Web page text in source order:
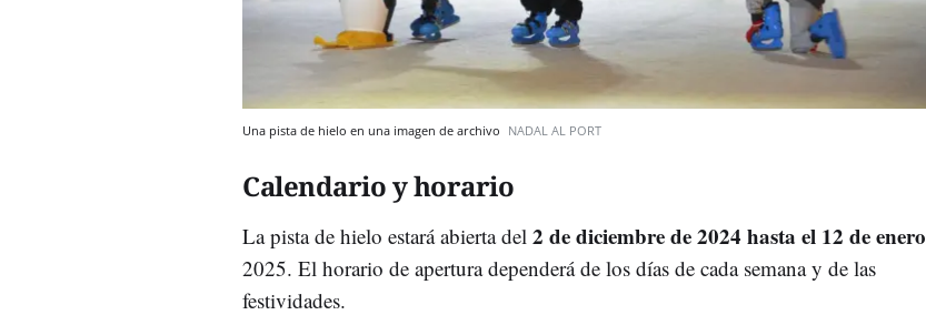
Una pista de hielo en una imagen de archivo NADAL AL PORT
Calendario y horario
La pista de hielo estará abierta del 2 de diciembre de 2024 hasta el 12 de enero
2025. El horario de apertura dependerá de los días de cada semana y de las
festividades.